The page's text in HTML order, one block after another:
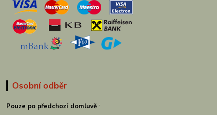
Osobní odběr
Pouze po předchozí domluvě :